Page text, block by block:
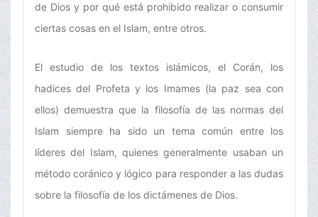
de Dios y por qué está prohibido realizar o consumir
ciertas cosas en el Islam, entre otros.
El estudio de los textos islámicos, el Corán, los
hadices del Profeta y los Imames (la paz sea con
ellos) demuestra que la filosofía de las normas del
Islam siempre ha sido un tema común entre los
líderes del Islam, quienes generalmente usaban un
método coránico y lógico para responder a las dudas
sobre la filosofía de los dictámenes de Dios.